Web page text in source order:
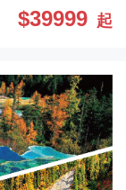
$39999 起